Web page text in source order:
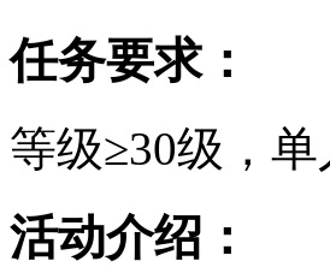
任务要求：
等级≥30级，
活动介绍：